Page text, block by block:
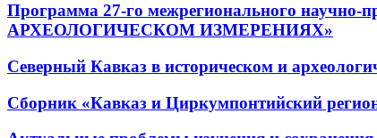
Программа 27-го межрегионального
АРХЕОЛОГИЧЕСКОМ ИЗМЕРЕНИЯХ»
Северный Кавказ в историческом и
Сборник «Кавказ и Циркумпонтийский